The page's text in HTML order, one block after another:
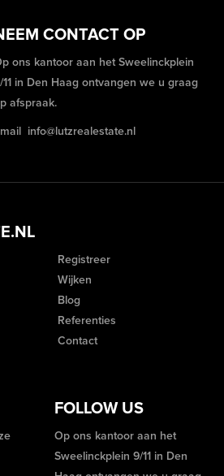
CONTACT OP
ons kantoor aan het Sweelinckplein
11 in Den Haag ontvangen we u graag
afspraak.
info@lutzrealestate.nl
Registreer
Wijken
Blog
Referenties
Contact
FOLLOW US
Op ons kantoor aan het
Sweelinckplein 9/11 in Den